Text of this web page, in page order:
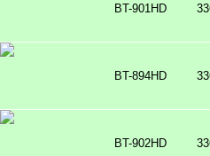
BT-901HD
BT-894HD
BT-902HD